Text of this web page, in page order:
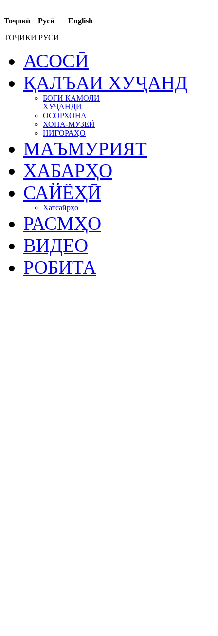
Тоҷикӣ Русӣ English
ТОҶИКӢ РУСӢ
АСОСӢ
ҚАЛЪАИ ХУҶАНД
БОҒИ КАМОЛИ
ХУҶАНДӢ
ОСОРХОНА
ХОНА-МУЗЕЙ
НИГОРАҲО
МАЪМУРИЯТ
ХАБАРҲО
САЙЁҲӢ
Хатсайрҳо
РАСМҲО
ВИДЕО
РОБИТА